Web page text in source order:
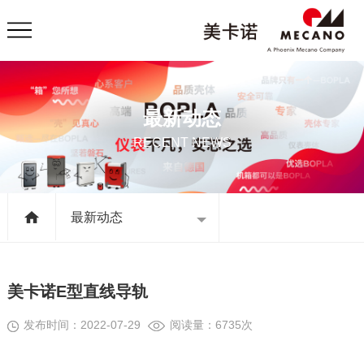
最新动态
RECENT NEWS
最新动态
美卡诺E型直线导轨
发布时间：2022-07-29 阅读量：6735次